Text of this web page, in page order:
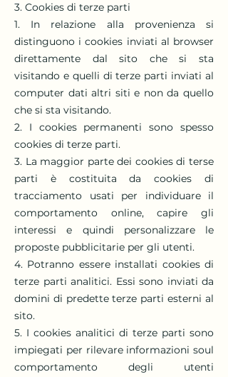
3. Cookies di terze parti
1. In relazione alla provenienza si
distinguono i cookies inviati al browser
direttamente dal sito che si sta
visitando e quelli di terze parti inviati al
computer dati altri siti e non da quello
che si sta visitando.
2. I cookies permanenti sono spesso
cookies di terze parti.
3. La maggior parte dei cookies di terse
parti è costituita da cookies di
tracciamento usati per individuare il
comportamento online, capire gli
interessi e quindi personalizzare le
proposte pubblicitarie per gli utenti.
4. Potranno essere installati cookies di
terze parti analitici. Essi sono inviati da
domini di predette terze parti esterni al
sito.
5. I cookies analitici di terze parti sono
impiegati per rilevare informazioni soul
comportamento degli utenti